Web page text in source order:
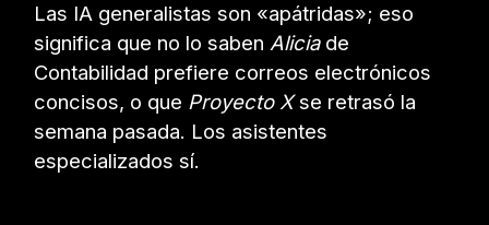
Las IA generalistas son «apátridas»; eso
significa que no lo saben Aliciade
Contabilidad prefiere correos electrónicos
concisos, o que Proyecto Xse retrasó la
semana pasada. Los asistentes
especializados sí.